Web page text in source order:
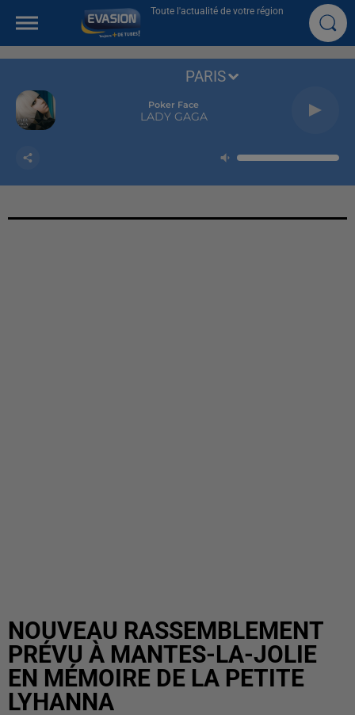
Toute l'actualité de votre région
Poker Face
LADY GAGA
PARIS
NOUVEAU RASSEMBLEMENT
PRÉVU À MANTES-LA-JOLIE
EN MÉMOIRE DE LA PETITE
LYHANNA